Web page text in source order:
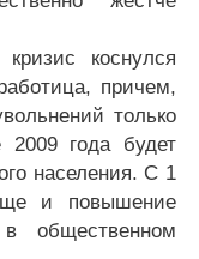
коснулся
причем,
только
года будет
населения. С 1
и повышение